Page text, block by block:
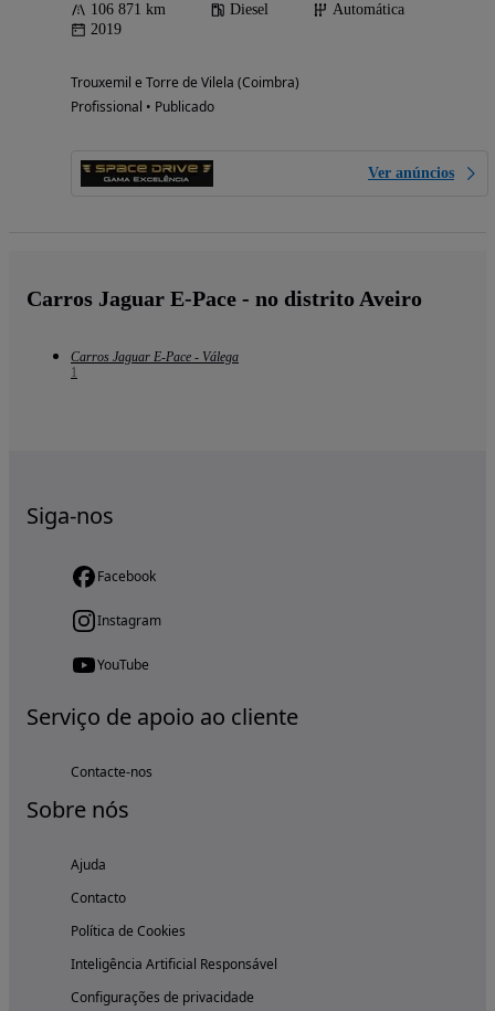
106 871 km Diesel
Automática
2019
Trouxemil e Torre de Vilela (Coimbra)
Profissional • Publicado
Ver anúncios
Carros Jaguar E-Pace - no distrito Aveiro
Carros Jaguar E-Pace - Válega
1
Siga-nos
Facebook
Instagram
YouTube
Serviço de apoio ao cliente
Contacte-nos
Sobre nós
Ajuda
Contacto
Política de Cookies
Inteligência Artificial Responsável
Configurações de privacidade